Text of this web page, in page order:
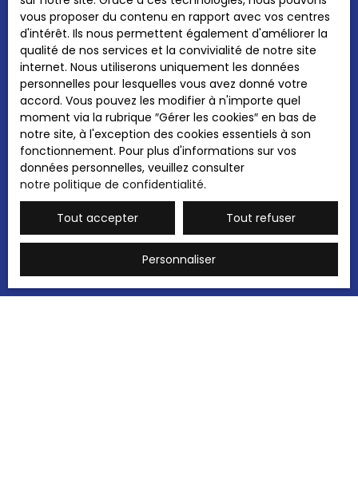
www.bloctel.gouv.fr ou par courrier adressé à
:
Société Worldline, Service Bloctel, CS 61311,
41013 BLOIS CEDEX.
Pour en savoir plus sur le traitement de vos
données personnelles, veuillez consulter
notrepolitique de confidentialité.
Recevoir des annonces
vous proposer du contenu en rapport avec vos centres
d'intérêt. Ils nous permettent également d'améliorer la
qualité de nos services et la convivialité de notre site
internet. Nous utiliserons uniquement les données
personnelles pour lesquelles vous avez donné votre
accord. Vous pouvez les modifier à n'importe quel
moment via la rubrique ″Gérer les cookies″ en bas de
notre site, à l'exception des cookies essentiels à son
fonctionnement. Pour plus d'informations sur vos
données personnelles, veuillez consulter
notre politique de confidentialité.
Tout accepter Tout refuser
Personnaliser